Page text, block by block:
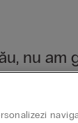
nu am
principală